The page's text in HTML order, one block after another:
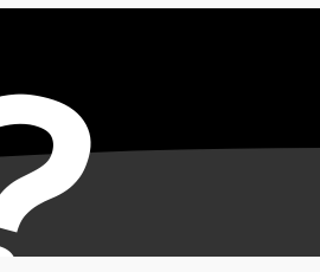
сбои
и интерфейсы